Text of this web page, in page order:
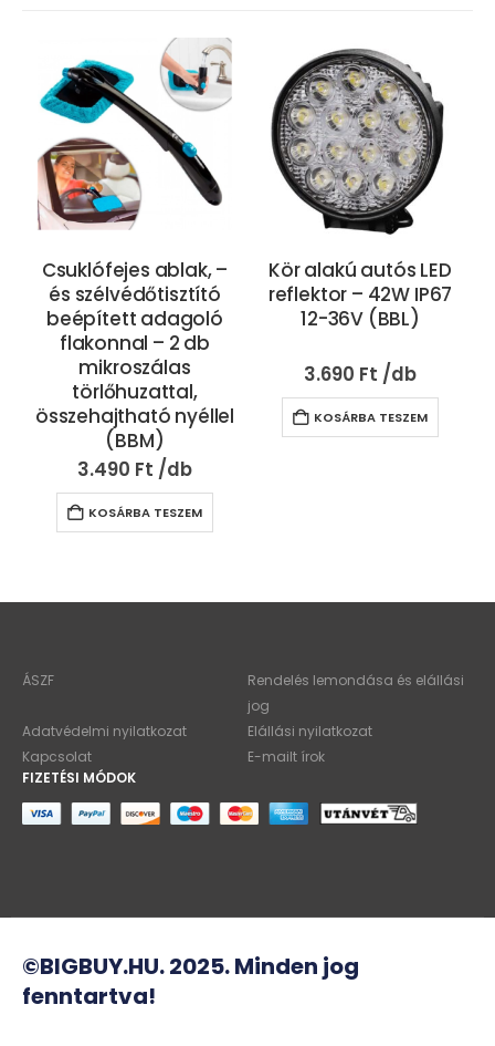
Csuklófejes ablak, –
és szélvédőtisztító
beépített adagoló
flakonnal – 2 db
mikroszálas
törlőhuzattal,
összehajtható nyéllel
(BBM)
3.490 Ft
KOSÁRBA TESZEM
Kör alakú autós LED
reflektor – 42W IP67
12-36V (BBL)
3.690 Ft
KOSÁRBA TESZEM
ÁSZF
Rendelés lemondása és elállási
jog
Adatvédelmi nyilatkozat
Elállási nyilatkozat
Kapcsolat
E-mailt írok
FIZETÉSI MÓDOK
©BIGBUY.HU. 2025. Minden jog
fenntartva!